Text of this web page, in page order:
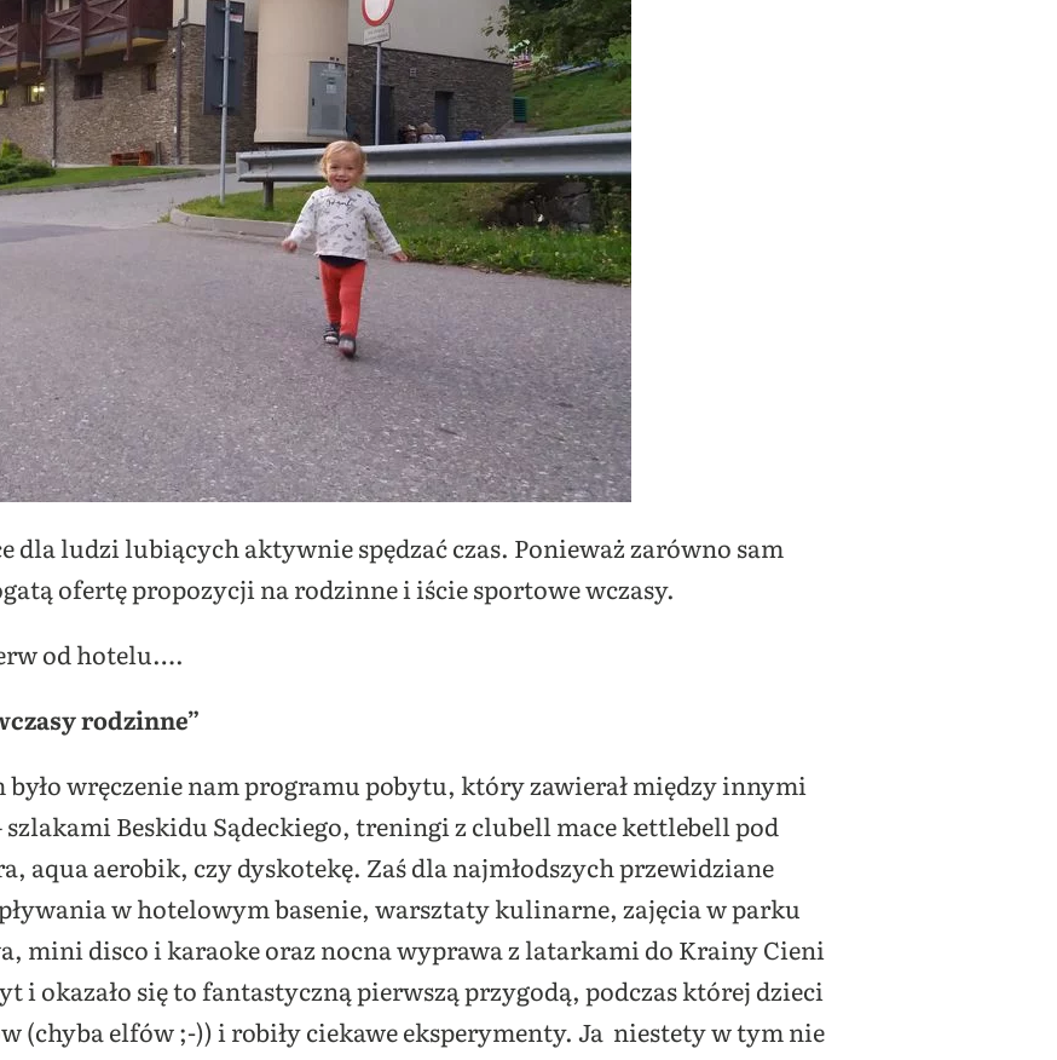
dla ludzi lubiących aktywnie spędzać czas. Ponieważ zarówno sam
ofertę propozycji na rodzinne i iście sportowe wczasy.
od hotelu….
rodzinne”
wręczenie nam programu pobytu, który zawierał między innymi
Beskidu Sądeckiego, treningi z clubell mace kettlebell pod
aqua aerobik, czy dyskotekę. Zaś dla najmłodszych przewidziane
w hotelowym basenie, warsztaty kulinarne, zajęcia w parku
mini disco i karaoke oraz nocna wyprawa z latarkami do Krainy Cieni
i okazało się to fantastyczną pierwszą przygodą, podczas której dzieci
(chyba elfów ;-)) i robiły ciekawe eksperymenty. Ja niestety w tym nie